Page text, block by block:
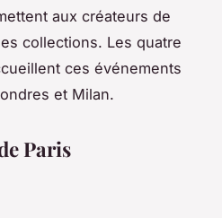
aux créateurs de
collections. Les quatre
ces événements
et Milan.
Paris